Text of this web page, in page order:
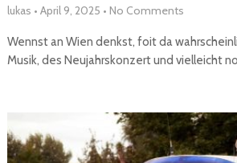
lukas • April 9, 2025 • No Comments
Wennst an Wien denkst, foit da
Musik, des Neujahrskonzert und vielleicht no